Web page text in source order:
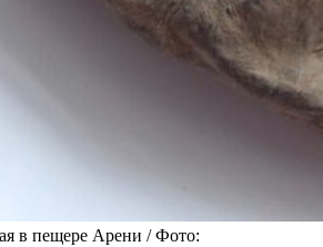
в пещере Арени / Фото: